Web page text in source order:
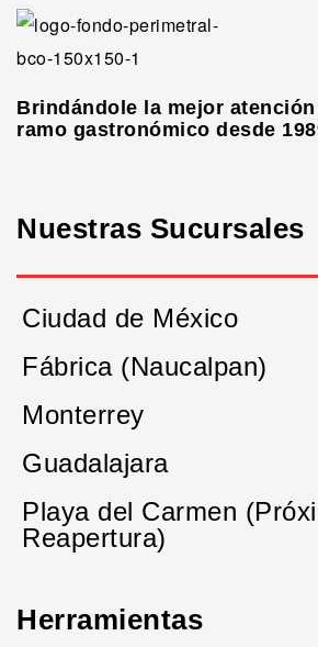
Brindándole la mejor
ramo gastronómico desde
Nuestras Sucursales
Ciudad de México
Fábrica (Naucalpan)
Monterrey
Guadalajara
Playa del Carmen
Reapertura)
Herramientas